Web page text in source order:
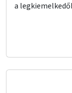
a